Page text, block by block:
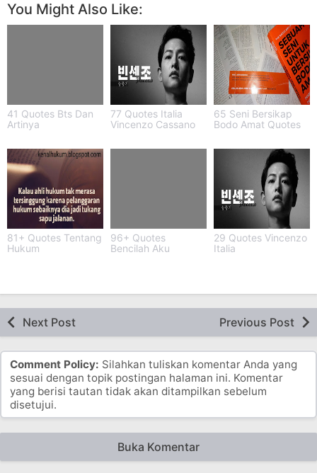
You Might Also Like:
41 Quotes Bts Dan
Artinya
77 Quotes Italia
Vincenzo Cassano
65 Seni Bersikap
Bodo Amat Quotes
81+ Quotes Tentang
Hukum
96+ Quotes
Bencilah Aku
29 Quotes Vincenzo
Italia
Next Post Previous Post
Comment Policy: Silahkan tuliskan komentar Anda yang
sesuai dengan topik postingan halaman ini. Komentar
yang berisi tautan tidak akan ditampilkan sebelum
disetujui.
Buka Komentar